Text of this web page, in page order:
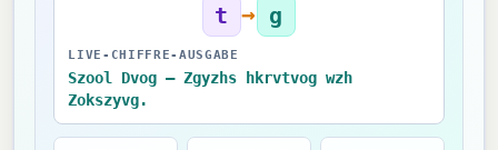
t → g
LIVE-CHIFFRE-AUSGABE
Szool Dvog — Zgyzhs hkrvtvog wzh
Zokszyvg.